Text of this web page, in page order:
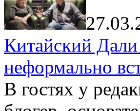
Китайский
неформально
В гостях у